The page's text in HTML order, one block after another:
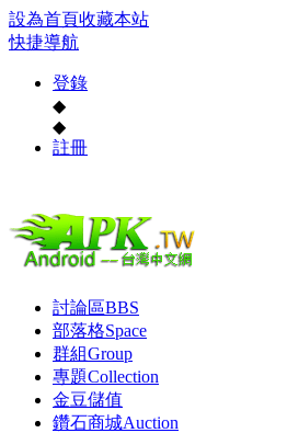
設為首頁收藏本站
快捷導航
登錄
◆
◆
註冊
討論區BBS
部落格Space
群組Group
專題Collection
金豆儲值
鑽石商城Auction